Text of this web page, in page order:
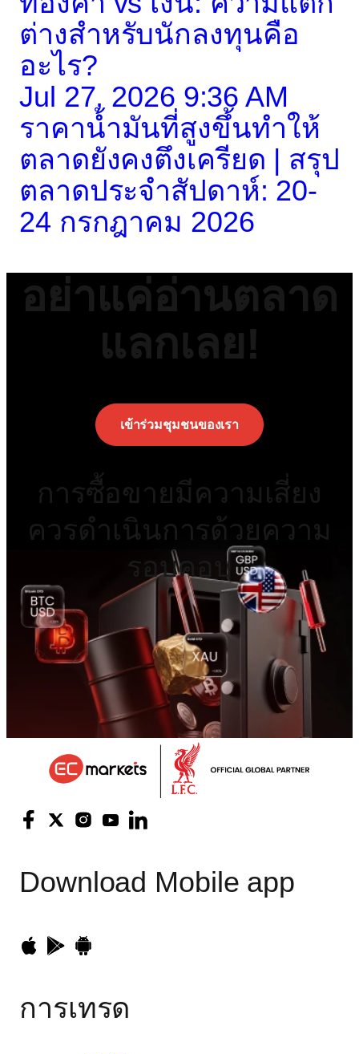
ต่างสำหรับนักลงทุนคือ
อะไร?
Jul 27, 2026 9:36 AM
ราคาน้ำมันที่สูงขึ้นทำให้
ตลาดยังคงตึงเครียด | สรุป
ตลาดประจำสัปดาห์: 20-
24 กรกฎาคม 2026
อย่าแค่อ่านตลาด
แลกเลย!
เข้าร่วมชุมชนของเรา
การซื้อขายมีความเสี่ยง
ควรดำเนินการด้วยความ
รอบคอบ
Download Mobile app
การเทรด